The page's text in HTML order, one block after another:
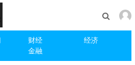
财经
经济
金融